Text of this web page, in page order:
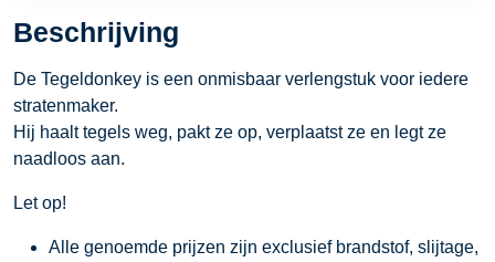
Beschrijving
De Tegeldonkey is een onmisbaar verlengstuk voor iedere
stratenmaker.
Hij haalt tegels weg, pakt ze op, verplaatst ze en legt ze
naadloos aan.
Let op!
Alle genoemde prijzen zijn exclusief brandstof, slijtage,